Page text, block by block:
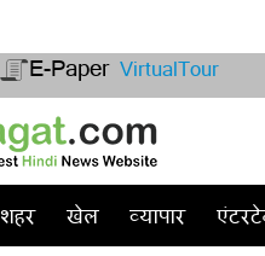
E-Paper VirtualTour
शहर खेल व्यापार